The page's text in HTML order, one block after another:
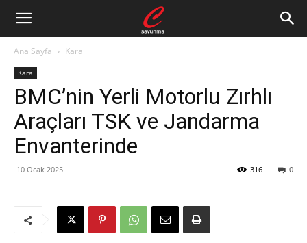
Ana Sayfa Kara
Kara
BMC’nin Yerli Motorlu Zırhlı
Araçları TSK ve Jandarma
Envanterinde
10 Ocak 2025 0
316